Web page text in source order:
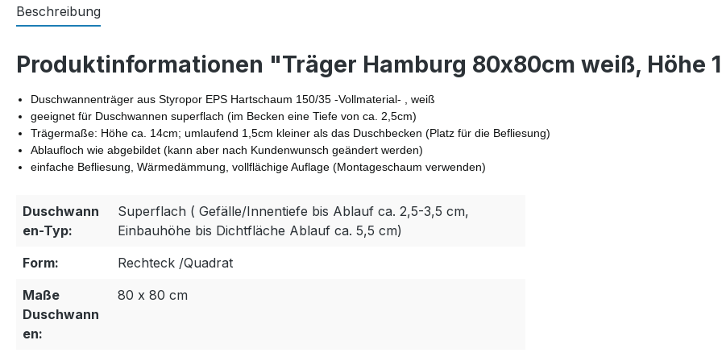
Beschreibung
Produktinformationen "Träger Hamburg 80x80cm weiß, Höhe
Duschwannenträger aus Styropor EPS Hartschaum 150/35 -Vollmaterial- , weiß
geeignet für Duschwannen superflach (im Becken eine Tiefe von ca. 2,5cm)
Trägermaße: Höhe ca. 14cm; umlaufend 1,5cm kleiner als das Duschbecken (Platz für die Befliesung)
Ablaufloch wie abgebildet (kann aber nach Kundenwunsch geändert werden)
einfache Befliesung, Wärmedämmung, vollflächige Auflage (Montageschaum verwenden)
Duschwann
en-Typ:
Superflach ( Gefälle/Innentiefe bis Ablauf ca. 2,5-3,5 cm,
Einbauhöhe bis Dichtfläche Ablauf ca. 5,5 cm)
Form:
Rechteck /Quadrat
Maße
Duschwann
en:
80 x 80 cm